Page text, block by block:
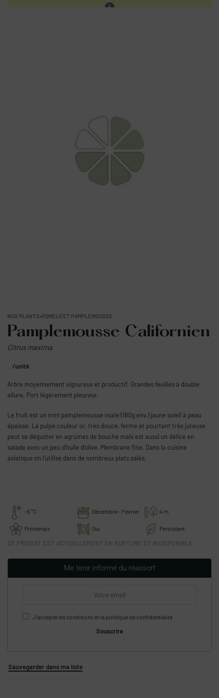
NOS PLANTS›POMELO ET PAMPLEMOUSSE
Pamplemousse Californien
Citrus maxima
/unité
Arbre moyennement vigoureux et productif. Grandes feuilles à double
ailure. Port légèrement pleureur.
Le fruit est un mini pamplemousse ovale (180g env.) jaune soleil à peau
épaisse. La pulpe couleur or, très douce, ferme et pourtant très juteuse
peut se déguster en agrumes de bouche mais est aussi un délice en
salade avec un peu d’huile d’olive. Membrane fine. Dans la cuisine
asiatique on l’utilise dans de nombreux plats salés.
-5 °C Décembre - Fevrier 4 m
Printemps Oui Persistant
CE PRODUIT EST ACTUELLEMENT EN RUPTURE ET INDISPONIBLE.
Me tenir informé du réassort
J'accepte les conditions et la politique de confidentialité
Sauvegarder dans ma liste